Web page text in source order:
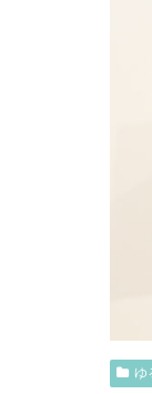
ゆ